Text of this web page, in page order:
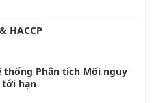
HACCP
thống Phân tích Mối nguy
tới hạn